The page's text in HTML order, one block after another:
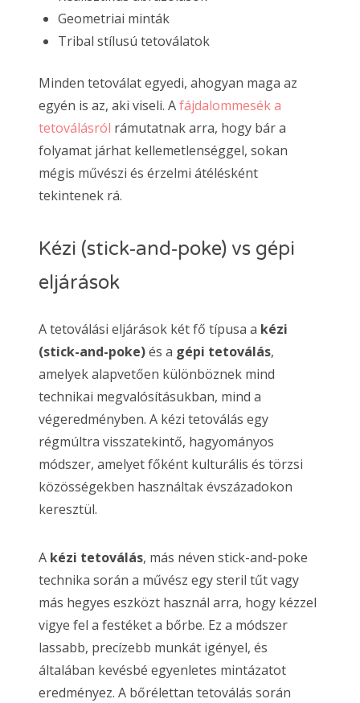
Geometriai minták
Tribal stílusú tetoválatok
Minden tetoválat egyedi, ahogyan maga az
egyén is az, aki viseli. Afájdalommesék a
tetoválásról rámutatnak arra, hogy bár a
folyamat járhat kellemetlenséggel, sokan
mégis művészi és érzelmi átélésként
tekintenek rá.
Kézi (stick‑and‑poke) vs gépi
eljárások
A tetoválási eljárások két fő típusa a kézi
(stick-and-poke)és a gépi tetoválás,
amelyek alapvetően különböznek mind
technikai megvalósításukban, mind a
végeredményben. A kézi tetoválás egy
régmúltra visszatekintő, hagyományos
módszer, amelyet főként kulturális és törzsi
közösségekben használtak évszázadokon
keresztül.
A kézi tetoválás, más néven stick-and-poke
technika során a művész egy steril tűt vagy
más hegyes eszközt használ arra, hogy kézzel
vigye fel a festéket a bőrbe. Ez a módszer
lassabb, precízebb munkát igényel, és
általában kevésbé egyenletes mintázatot
eredményez. A bőrélettan tetoválás során